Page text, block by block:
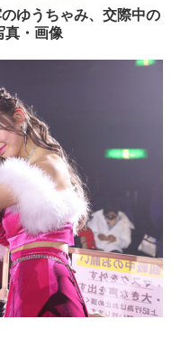
スポーツ
ショッピング
ゆうちゃみ、交際中の
真・画像